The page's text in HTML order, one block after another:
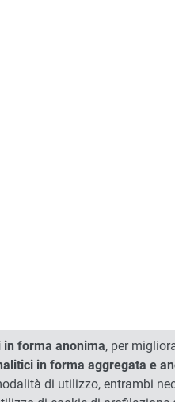
forma anonima, per
in forma aggregata e
di utilizzo, entrambi